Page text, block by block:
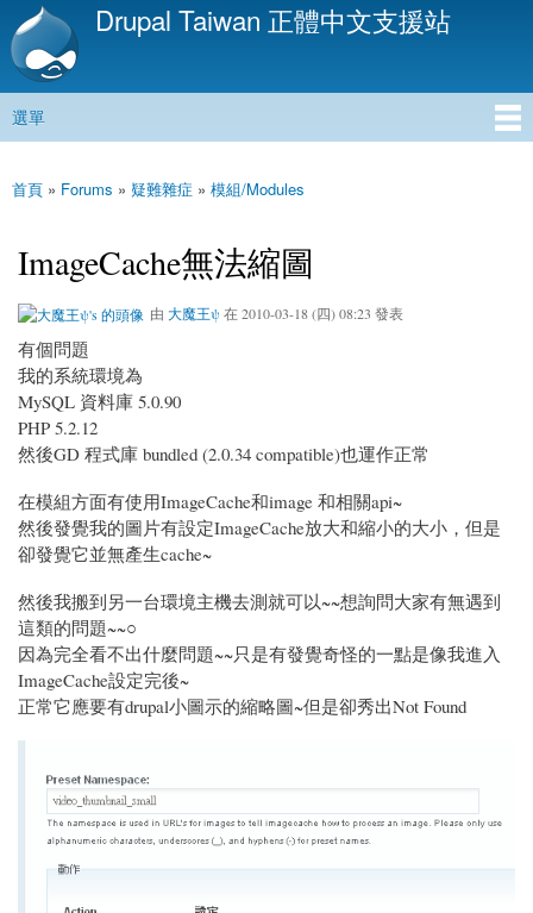
移
內
Drupal Taiwan 正體中文支援站
主選單
選單
您在這裡
首頁 » Forums » 疑難雜症 » 模組/Modules
ImageCache無法縮圖
由 大魔王ψ 在 2010-03-18 (四) 08:23 發表
有個問題
我的系統環境為
MySQL 資料庫 5.0.90
PHP 5.2.12
然後GD 程式庫 bundled (2.0.34 compatible)也運作正常
在模組方面有使用ImageCache和image 和相關api~
然後發覺我的圖片有設定ImageCache放大和縮小的大小，但是
卻發覺它並無產生cache~
然後我搬到另一台環境主機去測就可以~~想詢問大家有無遇到
這類的問題~~○
因為完全看不出什麼問題~~只是有發覺奇怪的一點是像我進入
ImageCache設定完後~
正常它應要有drupal小圖示的縮略圖~但是卻秀出Not Found